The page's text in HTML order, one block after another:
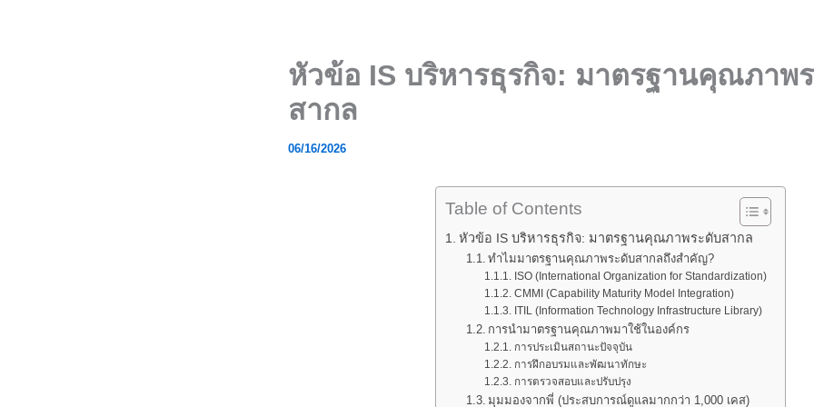
หัวข้อ IS บริหารธุรกิจ: มาตรฐานคุณภาพ
สากล
06/16/2026
Table of Contents
หัวข้อ IS บริหารธุรกิจ: มาตรฐานคุณภาพระดับสากล
ทำไมมาตรฐานคุณภาพระดับสากลถึงสำคัญ?
ISO (International Organization for Standardization)
CMMI (Capability Maturity Model Integration)
ITIL (Information Technology Infrastructure Library)
การนำมาตรฐานคุณภาพมาใช้ในองค์กร
การประเมินสถานะปัจจุบัน
การฝึกอบรมและพัฒนาทักษะ
การตรวจสอบและปรับปรุง
มุมมองจากพี่ (ประสบการณ์ดูแลมากกว่า 1,000 เคส)